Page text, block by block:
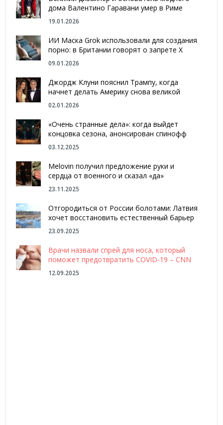
дома Валентино Гаравани умер в Риме
19.01.2026
ИИ Маска Grok использовали для создания
порно: в Британии говорят о запрете Х
09.01.2026
Джордж Клуни пояснил Трампу, когда
начнет делать Америку снова великой
02.01.2026
«Очень странные дела»: когда выйдет
концовка сезона, анонсирован спинофф
03.12.2025
Melovin получил предложение руки и
сердца от военного и сказал «да»
23.11.2025
Отгородиться от России болотами: Латвия
хочет восстановить естественный барьер
23.09.2025
Врачи назвали спрей для носа, который
поможет предотвратить COVID-19 – CNN
12.09.2025